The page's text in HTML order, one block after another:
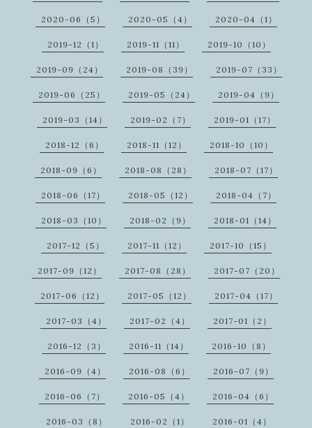
2020-06（5） 2020-05（4） 2020-04（1）
2019-12（1） 2019-11（11） 2019-10（10）
2019-09（24） 2019-08（39） 2019-07（33）
2019-06（25） 2019-05（24） 2019-04（9）
2019-03（14） 2019-02（7） 2019-01（17）
2018-12（6） 2018-11（12） 2018-10（10）
2018-09（6） 2018-08（28） 2018-07（17）
2018-06（17） 2018-05（12） 2018-04（7）
2018-03（10） 2018-02（9） 2018-01（14）
2017-12（5） 2017-11（12） 2017-10（15）
2017-09（12） 2017-08（28） 2017-07（20）
2017-06（12） 2017-05（12） 2017-04（17）
2017-03（4） 2017-02（4） 2017-01（2）
2016-12（3） 2016-11（14） 2016-10（8）
2016-09（4） 2016-08（6） 2016-07（9）
2016-06（7） 2016-05（4） 2016-04（6）
2016-03（8） 2016-02（1） 2016-01（4）